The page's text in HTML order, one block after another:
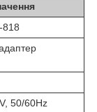
818
50/60Hz